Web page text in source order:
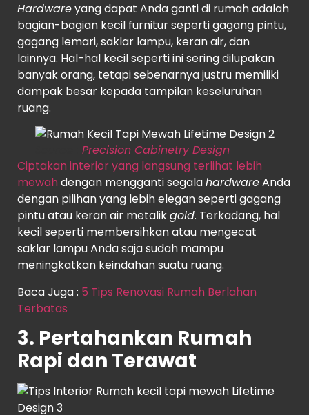
Hardwareyang dapat Anda ganti di rumah adalah
bagian-bagian kecil furnitur seperti gagang pintu,
gagang lemari, saklar lampu, keran air, dan
lainnya. Hal-hal kecil seperti ini sering dilupakan
banyak orang, tetapi sebenarnya justru memiliki
dampak besar kepada tampilan keseluruhan
ruang.
Precision Cabinetry Design
Ciptakan interior yang langsung terlihat lebih
mewah dengan mengganti segalahardwareAnda
dengan pilihan yang lebih elegan seperti gagang
pintu atau keran air metalikgold. Terkadang, hal
kecil seperti membersihkan atau mengecat
saklar lampu Anda saja sudah mampu
meningkatkan keindahan suatu ruang.
Baca Juga : 5 Tips Renovasi Rumah Berlahan
Terbatas
3. Pertahankan Rumah
Rapi dan Terawat